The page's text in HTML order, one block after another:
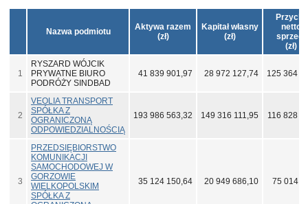
Nazwa podmiotu
Aktywa razem
(zł)
Kapitał własny
(zł)
netto
(zł)
1
RYSZARD WÓJCIK
PRYWATNE BIURO
PODRÓŻY SINDBAD
41 839 901,97 28 972 127,74 125 364
2
VEOLIA TRANSPORT
SPÓŁKA Z
OGRANICZONĄ
ODPOWIEDZIALNOŚCIĄ
193 986 563,32 149 316 111,95 116 828
3
PRZEDSIĘBIORSTWO
KOMUNIKACJI
SAMOCHODOWEJ W
GORZOWIE
WIELKOPOLSKIM
SPÓŁKA Z
35 124 150,64 20 949 686,10 75 014